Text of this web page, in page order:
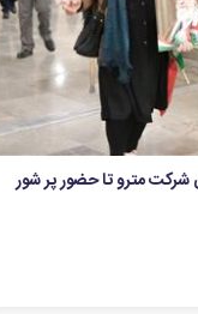
رسانی شرکت مترو تا حضور پر شور